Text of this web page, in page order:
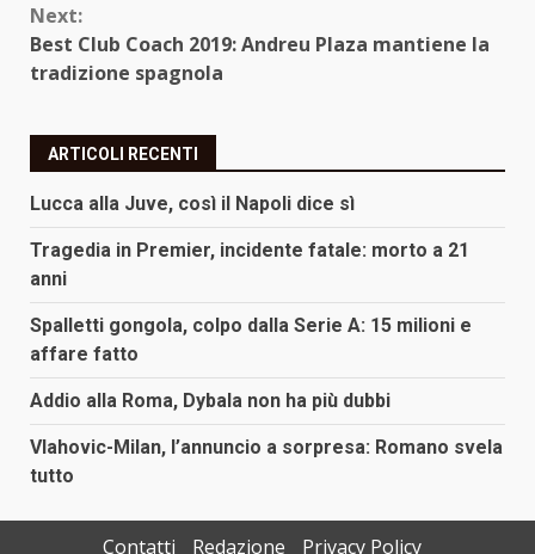
Next:
Best Club Coach 2019: Andreu Plaza mantiene la
tradizione spagnola
ARTICOLI RECENTI
Lucca alla Juve, così il Napoli dice sì
Tragedia in Premier, incidente fatale: morto a 21
anni
Spalletti gongola, colpo dalla Serie A: 15 milioni e
affare fatto
Addio alla Roma, Dybala non ha più dubbi
Vlahovic-Milan, l’annuncio a sorpresa: Romano svela
tutto
Contatti Redazione Privacy Policy